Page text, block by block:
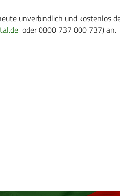
unverbindlich und kostenlos
oder 0800 737 000 737) an.